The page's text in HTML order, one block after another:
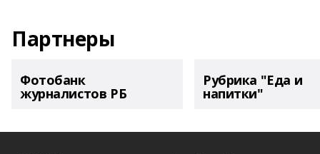
Партнеры
Фотобанк
журналистов РБ
Рубрика "Еда и
напитки"